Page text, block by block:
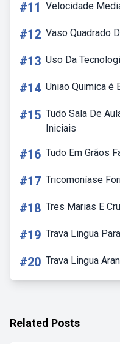
#11 Velocidade
#12 Vaso Quadrado
#13 Uso Da
#14 Uniao Quimica é
#15 Tudo Sala De
Iniciais
#16 Tudo Em Grãos
#17 Tricomoníase
#18 Tres Marias E
#19 Trava Lingua
#20 Trava Lingua
Related Posts